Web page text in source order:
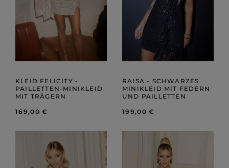
KLEID FELICITY -
PAILLETTEN-MINIKLEID
MIT TRÄGERN
169,00 €
RAISA - SCHWARZES
MINIKLEID MIT FEDERN
UND PAILLETTEN
199,00 €